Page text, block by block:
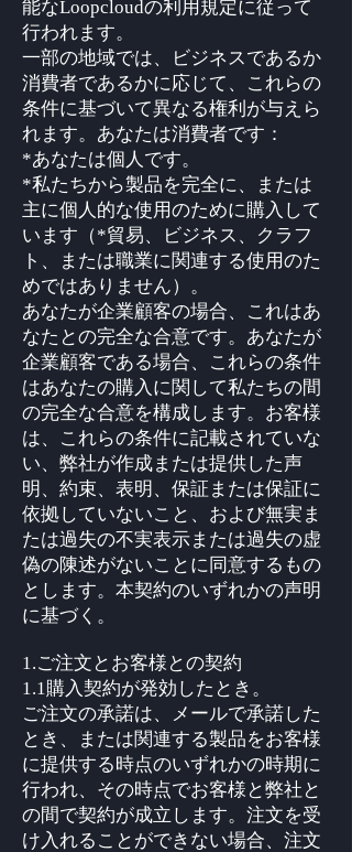
能なLoopcloudの利用規定に従って
行われます。
一部の地域では、ビジネスであるか
消費者であるかに応じて、これらの
条件に基づいて異なる権利が与えら
れます。あなたは消費者です：
*あなたは個人です。
*私たちから製品を完全に、または
主に個人的な使用のために購入して
います（*貿易、ビジネス、クラフ
ト、または職業に関連する使用のた
めではありません）。
あなたが企業顧客の場合、これはあ
なたとの完全な合意です。あなたが
企業顧客である場合、これらの条件
はあなたの購入に関して私たちの間
の完全な合意を構成します。お客様
は、これらの条件に記載されていな
い、弊社が作成または提供した声
明、約束、表明、保証または保証に
依拠していないこと、および無実ま
たは過失の不実表示または過失の虚
偽の陳述がないことに同意するもの
とします。本契約のいずれかの声明
に基づく。
1.ご注文とお客様との契約
1.1購入契約が発効したとき。
ご注文の承諾は、メールで承諾した
とき、または関連する製品をお客様
に提供する時点のいずれかの時期に
行われ、その時点でお客様と弊社と
の間で契約が成立します。注文を受
け入れることができない場合、注文